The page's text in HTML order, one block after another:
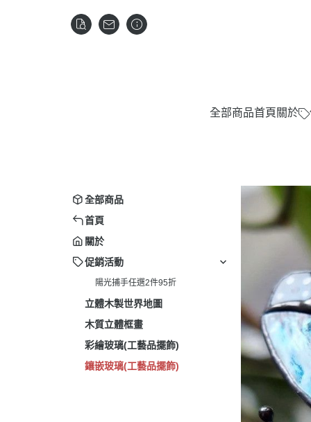
全部商品首頁 關於
全部商品
首頁
關於
促銷活動
陽光捕手任選2件95折
立體木製世界地圖
木質立體框畫
彩繪玻璃(工藝品擺飾)
鑲嵌玻璃(工藝品擺飾)